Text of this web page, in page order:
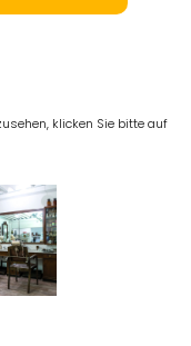
klicken Sie bitte auf